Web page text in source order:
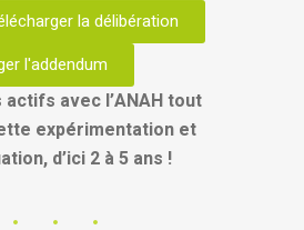
la délibération
l'addendum
avec l’ANAH tout
expérimentation et
d’ici 2 à 5 ans !